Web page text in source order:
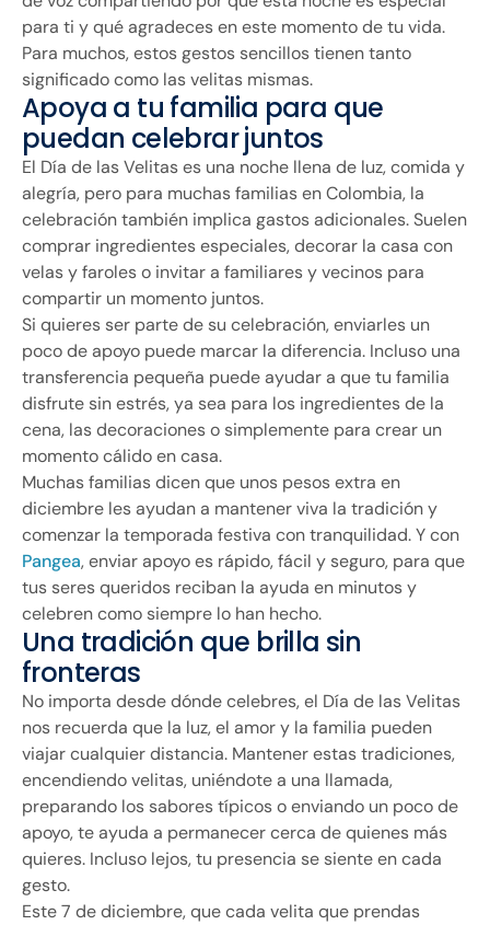
para ti y qué agradeces en este momento de tu vida.
Para muchos, estos gestos sencillos tienen tanto
significado como las velitas mismas.
Apoya a tu familia para que
puedan celebrar juntos
El Día de las Velitas es una noche llena de luz, comida y
alegría, pero para muchas familias en Colombia, la
celebración también implica gastos adicionales. Suelen
comprar ingredientes especiales, decorar la casa con
velas y faroles o invitar a familiares y vecinos para
compartir un momento juntos.
Si quieres ser parte de su celebración, enviarles un
poco de apoyo puede marcar la diferencia. Incluso una
transferencia pequeña puede ayudar a que tu familia
disfrute sin estrés, ya sea para los ingredientes de la
cena, las decoraciones o simplemente para crear un
momento cálido en casa.
Muchas familias dicen que unos pesos extra en
diciembre les ayudan a mantener viva la tradición y
comenzar la temporada festiva con tranquilidad. Y con
Pangea, enviar apoyo es rápido, fácil y seguro, para que
tus seres queridos reciban la ayuda en minutos y
celebren como siempre lo han hecho.
Una tradición que brilla sin
fronteras
No importa desde dónde celebres, el Día de las Velitas
nos recuerda que la luz, el amor y la familia pueden
viajar cualquier distancia. Mantener estas tradiciones,
encendiendo velitas, uniéndote a una llamada,
preparando los sabores típicos o enviando un poco de
apoyo, te ayuda a permanecer cerca de quienes más
quieres. Incluso lejos, tu presencia se siente en cada
gesto.
Este 7 de diciembre, que cada velita que prendas